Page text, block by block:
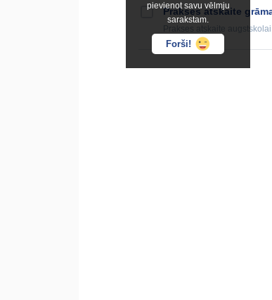
pievienot savu vēlmju
sarakstam.
Forši!
Prakses atskaite
augstskolai